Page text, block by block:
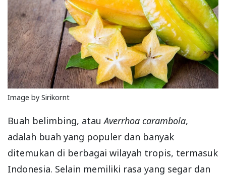
Image by Sirikornt
Buah belimbing, atauAverrhoa carambola,
adalah buah yang populer dan banyak
ditemukan di berbagai wilayah tropis, termasuk
Indonesia. Selain memiliki rasa yang segar dan